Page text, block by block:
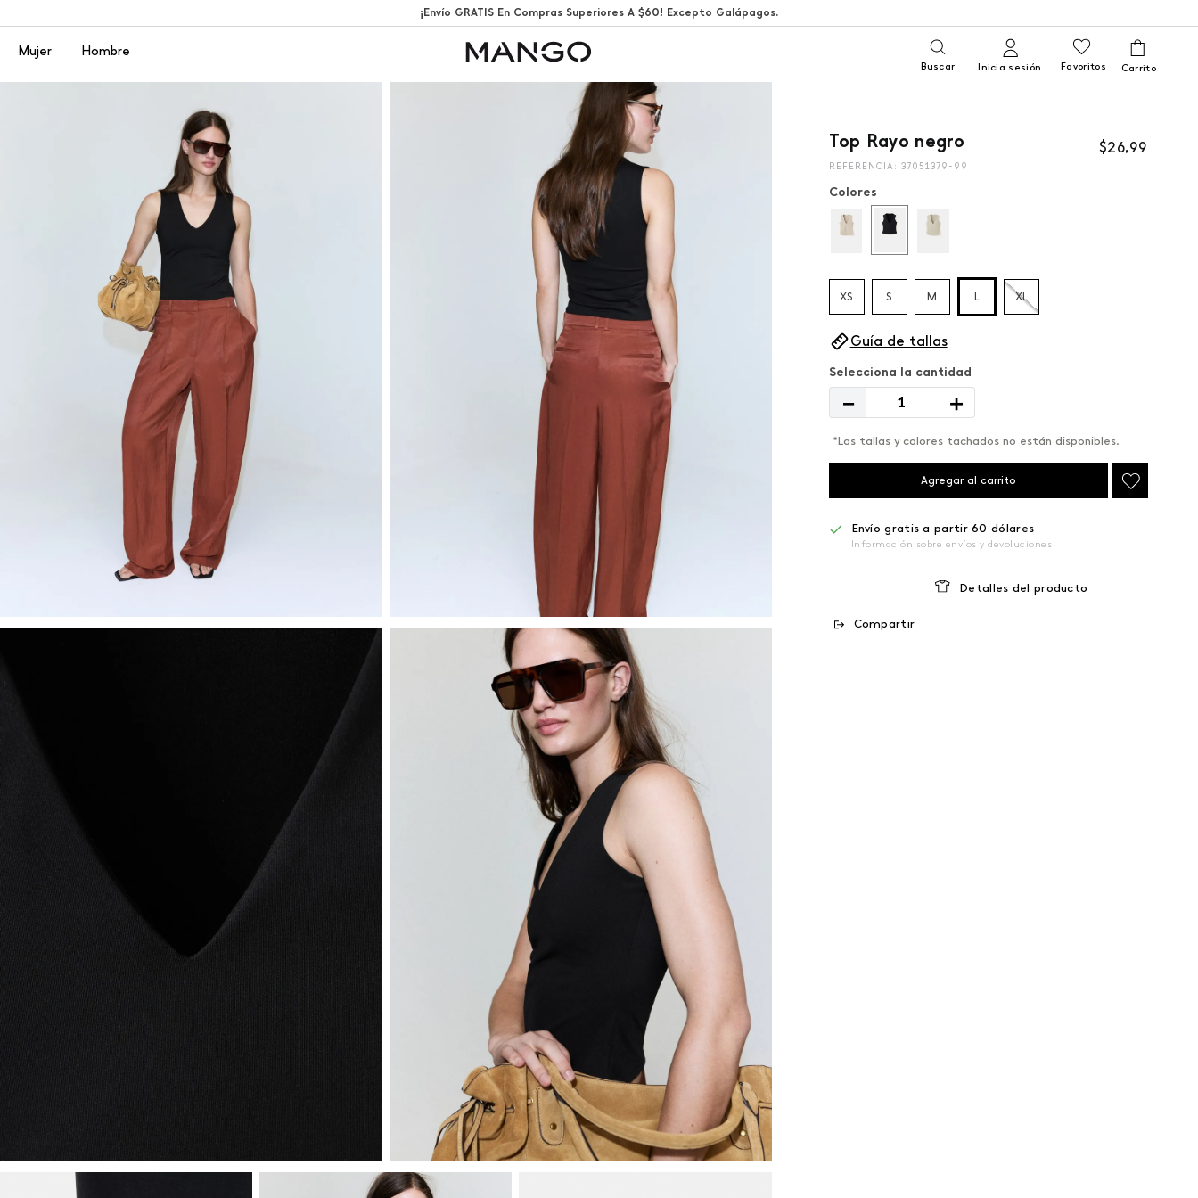
¡Envío GRATIS En Compras Superiores A $60! Excepto Galápagos.
Menú
Mujer Hombre
Buscar Inicia sesión Favoritos
Top Rayo negro $26,99
REFERENCIA : 37051379-99
Colores
XS S M L XL
Guía de tallas
＋
－
*Las tallas y colores tachados no están disponibles.
Agregar al carrito
Envío gratis a partir 60 dólares
Información sobre envíos y devoluciones
Detalles del producto
Compartir